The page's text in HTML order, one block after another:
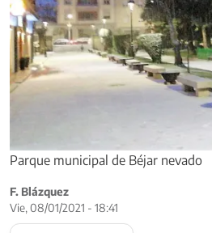
Parque municipal de Béjar nevado
F. Blázquez
Vie, 08/01/2021 - 18:41